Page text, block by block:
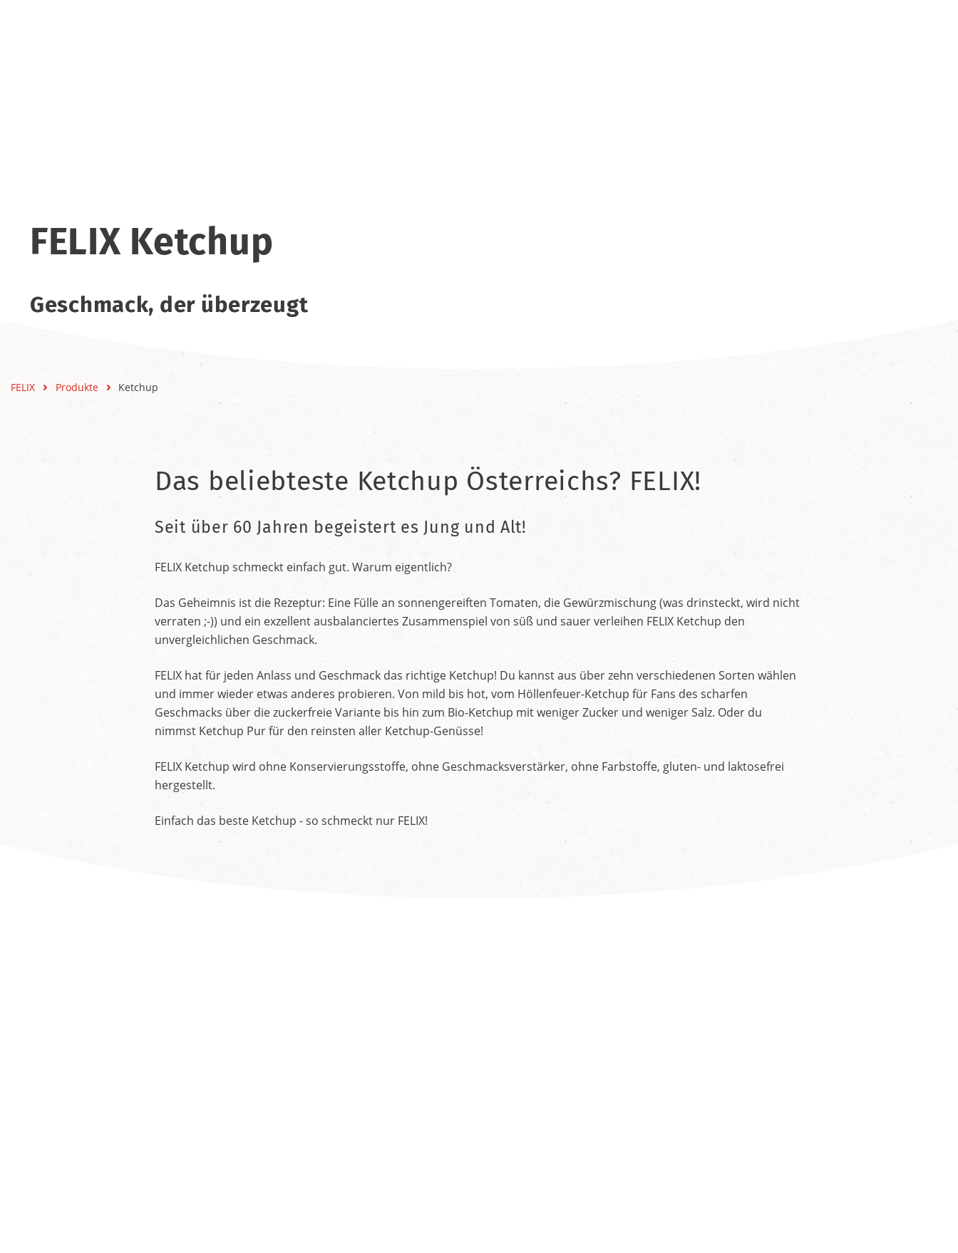
FELIX Ketchup
Geschmack, der überzeugt
FELIX Produkte Ketchup
Das beliebteste Ketchup Österreichs? FELIX!
Seit über 60 Jahren begeistert es Jung und Alt!
FELIX Ketchup schmeckt einfach gut. Warum eigentlich?
Das Geheimnis ist die Rezeptur: Eine Fülle an sonnengereiften Tomaten, die Gewürzmischung (was drinsteckt, wird nicht
verraten ;-)) und ein exzellent ausbalanciertes Zusammenspiel von süß und sauer verleihen FELIX Ketchup den
unvergleichlichen Geschmack.
FELIX hat für jeden Anlass und Geschmack das richtige Ketchup! Du kannst aus über zehn verschiedenen Sorten wählen
und immer wieder etwas anderes probieren. Von mild bis hot, vom Höllenfeuer-Ketchup für Fans des scharfen
Geschmacks über die zuckerfreie Variante bis hin zum Bio-Ketchup mit weniger Zucker und weniger Salz. Oder du
nimmst Ketchup Pur für den reinsten aller Ketchup-Genüsse!
FELIX Ketchup wird ohne Konservierungsstoffe, ohne Geschmacksverstärker, ohne Farbstoffe, gluten- und laktosefrei
hergestellt.
Einfach das beste Ketchup - so schmeckt nur FELIX!